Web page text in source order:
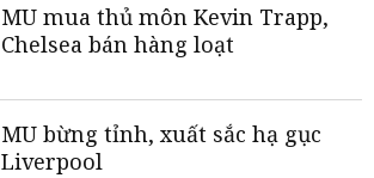
MU mua thủ môn Kevin Trapp,
Chelsea bán hàng loạt
MU bừng tỉnh, xuất sắc hạ gục
Liverpool